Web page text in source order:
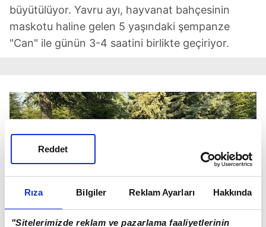
Rıza Bilgiler Reklam Ayarları Hakkında
"Sitelerimizde reklam ve pazarlama faaliyetlerinin
Reddet
büyütülüyor. Yavru ayı, hayvanat bahçesinin
maskotu haline gelen 5 yaşındaki şempanze
"Can" ile günün 3-4 saatini birlikte geçiriyor.